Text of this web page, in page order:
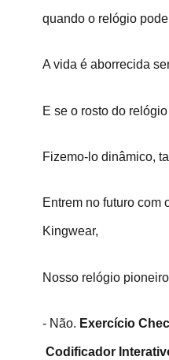
quando o relógio
A vida é aborrecida
E se o rosto do
Fizemo-lo dinâmico,
Entrem no futuro com
Kingwear,
Nosso relógio pioneiro
- Não. Exercício
Codificador